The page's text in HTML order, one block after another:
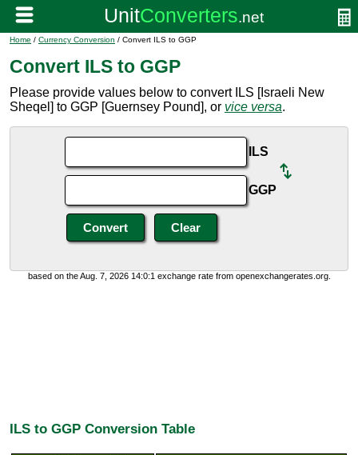
Home / Currency Conversion / Convert ILS to GGP
Convert ILS to GGP
Please provide values below to convert ILS [Israeli New
Sheqel] to GGP [Guernsey Pound], or vice versa.
ILS
GGP
based on the Aug. 7, 2026 14:0:1 exchange rate from openexchangerates.org.
ILS to GGP Conversion Table